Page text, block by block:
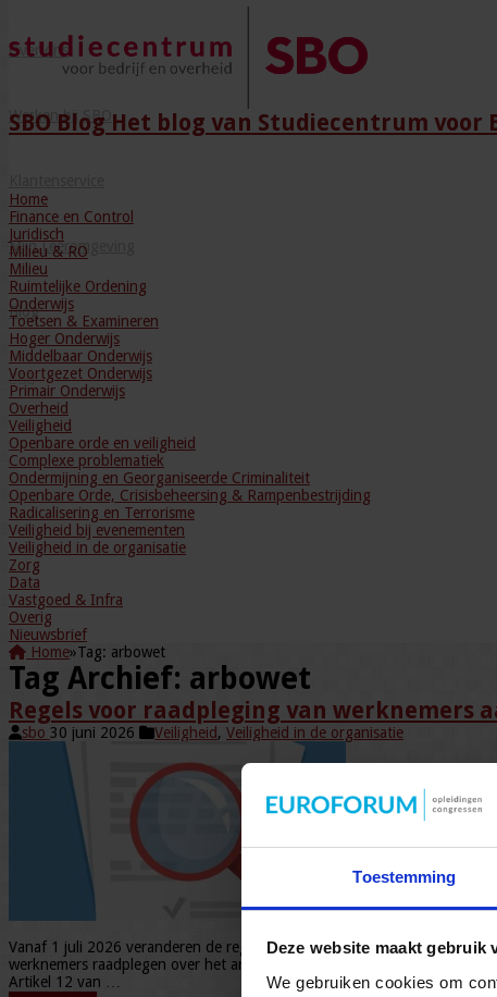
Toestemming
Deze website maakt gebruik
We gebruiken cookies om
Over ons
Werken bij SBO
Mijn Leeromgeving
Blog
SBO Blog Het blog van Studiecentrum voor
Home
Finance en Control
Juridisch
Milieu & RO
Milieu
Ruimtelijke Ordening
Onderwijs
Toetsen & Examineren
Hoger Onderwijs
Middelbaar Onderwijs
Voortgezet Onderwijs
Primair Onderwijs
Overheid
Veiligheid
Openbare orde en veiligheid
Complexe problematiek
Ondermijning en Georganiseerde Criminaliteit
Openbare Orde, Crisisbeheersing & Rampenbestrijding
Radicalisering en Terrorisme
Veiligheid bij evenementen
Veiligheid in de organisatie
Zorg
Data
Vastgoed & Infra
Overig
Nieuwsbrief
Home»Tag: arbowet
Tag Archief: arbowet
Regels voor raadpleging van werknemers
sbo 30 juni 2026 Veiligheid, Veiligheid in de organisatie
Vanaf 1 juli 2026 veranderen de regels voor het raadplegen van
werknemers raadplegen over het arbobeleid. De wet benoemt
Artikel 12 van …